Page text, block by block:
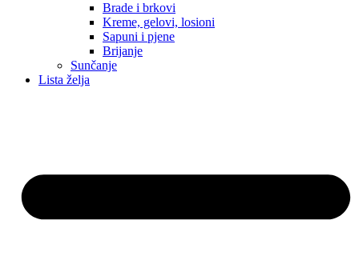
Brade i brkovi
Kreme, gelovi, losioni
Sapuni i pjene
Brijanje
Sunčanje
Lista želja